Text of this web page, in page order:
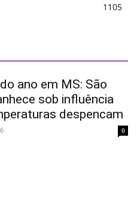
1105
ano em MS: São
sob influência
despencam
0